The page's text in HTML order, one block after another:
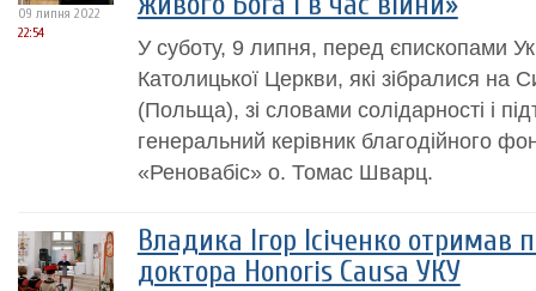
09 липня 2022
22:54
У суботу, 9 липня, перед єпископами
Католицької Церкви, які зібралися на
(Польща), зі словами солідарності і
генеральний керівник благодійного
«Реновабіс» о. Томас Шварц.
Владика Ігор Ісіченко отримав
доктора Honoris Causa УКУ